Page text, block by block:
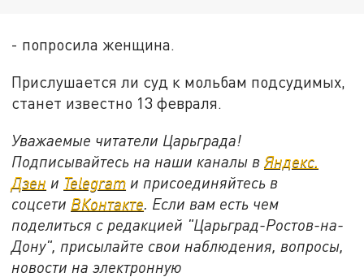
- попросила женщина.
Прислушается ли суд к мольбам подсудимых,
станет известно 13 февраля.
Уважаемые читатели Царьграда!
Подписывайтесь на наши каналы в Яндекс.
Дзен и Telegram и присоединяйтесь в
соцсети ВКонтакте . Если вам есть чем
поделиться с редакцией "Царьград-Ростов-на-
Дону", присылайте свои наблюдения, вопросы,
новости на электронную